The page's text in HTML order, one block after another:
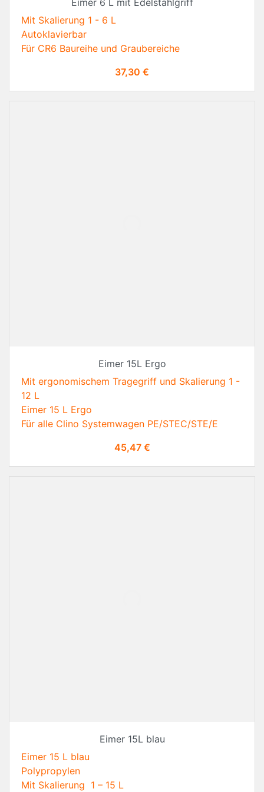
Eimer 6 L mit Edelstahlgriff
Mit Skalierung 1 - 6 L
Autoklavierbar
Für CR6 Baureihe und Graubereiche
Preis
37,30 €
Eimer 15L Ergo
Mit ergonomischem Tragegriff und Skalierung 1 -
12 L
Eimer 15 L Ergo
Für alle Clino Systemwagen PE/STEC/STE/E
Preis
45,47 €
Eimer 15L blau
Eimer 15 L blau
Polypropylen
Mit Skalierung 1 – 15 L